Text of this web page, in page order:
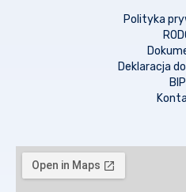
Polityka
Deklaracja
BIP